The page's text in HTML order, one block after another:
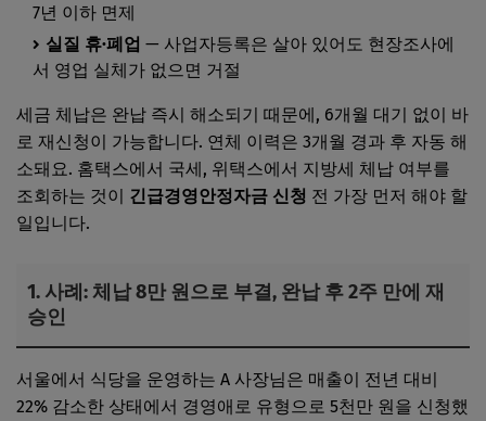
7년 이하 면제
실질 휴·폐업 — 사업자등록은 살아 있어도 현장조사에
서 영업 실체가 없으면 거절
세금 체납은 완납 즉시 해소되기 때문에, 6개월 대기 없이 바
로 재신청이 가능합니다. 연체 이력은 3개월 경과 후 자동 해
소돼요. 홈택스에서 국세, 위택스에서 지방세 체납 여부를
조회하는 것이 긴급경영안정자금 신청 전 가장 먼저 해야 할
일입니다.
1. 사례: 체납 8만 원으로 부결, 완납 후 2주 만에 재
승인
서울에서 식당을 운영하는 A 사장님은 매출이 전년 대비
22% 감소한 상태에서 경영애로 유형으로 5천만 원을 신청했